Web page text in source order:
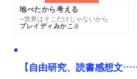
地べたから考える
─世界はそこだけじゃないから
ブレイディみかこ著
【自由研究、読書感想文